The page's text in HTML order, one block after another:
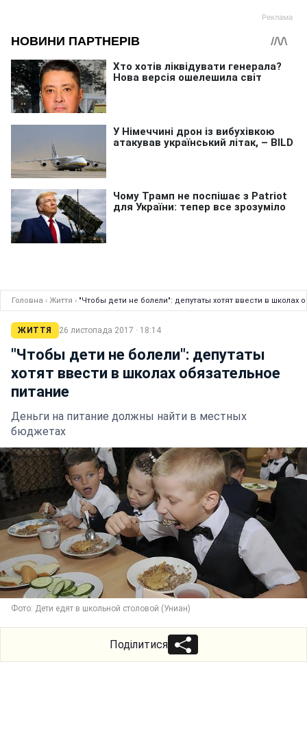
Головна › Життя › "Чтобы дети не болели": депутаты хотят ввести в школах
ЖИТТЯ 26 листопада 2017 · 18:14
"Чтобы дети не болели": депутаты
хотят ввести в школах обязательное
питание
Деньги на питание должны найти в местных
бюджетах
Фото: Дети едят в школьной столовой (Униан)
Поділитися